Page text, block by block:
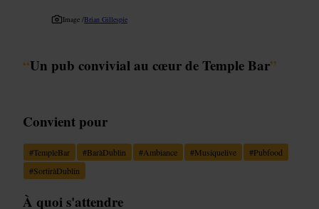
Image /Brian Gillespie
“Un pub convivial au cœur de Temple Bar”
Convient pour
#TempleBar #BaràDublin #Ambiance #Musiquelive #Pubfood
#SortiràDublin
À quoi s'attendre